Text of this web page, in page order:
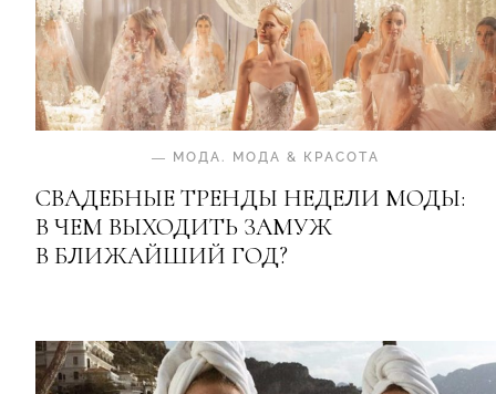
— МОДА. МОДА & КРАСОТА
СВАДЕБНЫЕ ТРЕНДЫ НЕДЕЛИ МОДЫ:
В ЧЕМ ВЫХОДИТЬ ЗАМУЖ
В БЛИЖАЙШИЙ ГОД?